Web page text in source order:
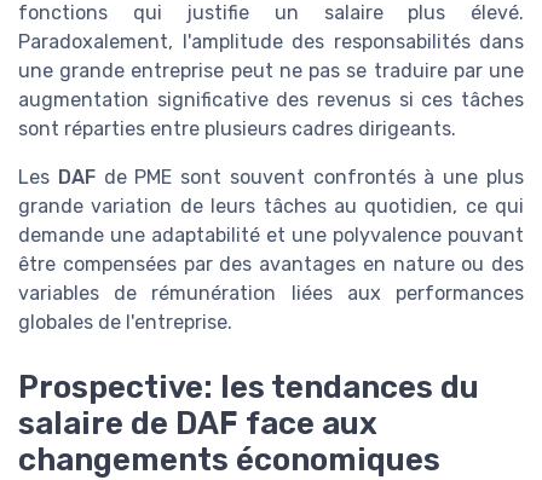
fonctions qui justifie un salaire plus élevé.
Paradoxalement, l'amplitude des responsabilités dans
une grande entreprise peut ne pas se traduire par une
augmentation significative des revenus si ces tâches
sont réparties entre plusieurs cadres dirigeants.
Les DAFde PME sont souvent confrontés à une plus
grande variation de leurs tâches au quotidien, ce qui
demande une adaptabilité et une polyvalence pouvant
être compensées par des avantages en nature ou des
variables de rémunération liées aux performances
globales de l'entreprise.
Prospective: les tendances du
salaire de DAF face aux
changements économiques